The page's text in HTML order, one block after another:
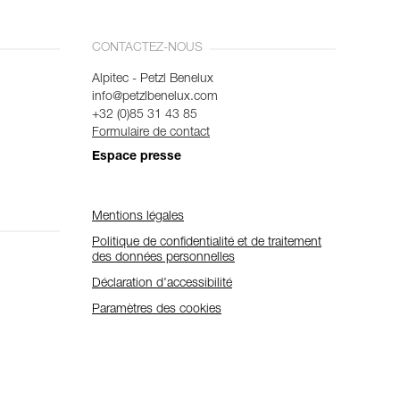
CONTACTEZ-NOUS
Alpitec - Petzl Benelux
info@petzlbenelux.com
+32 (0)85 31 43 85
Formulaire de contact
Espace presse
Mentions légales
Politique de confidentialité et de traitement
des données personnelles
Déclaration d'accessibilité
Paramètres des cookies